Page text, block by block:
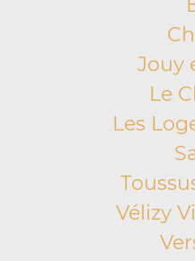
Jouy
Le
Les
Vélizy